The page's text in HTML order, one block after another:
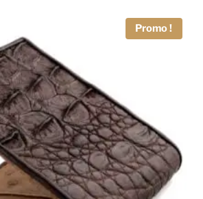
Promo !